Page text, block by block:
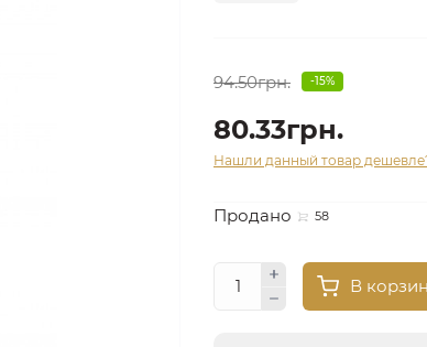
94.50грн. -15%
80.33грн.
Нашли данный товар
Продано 58
В